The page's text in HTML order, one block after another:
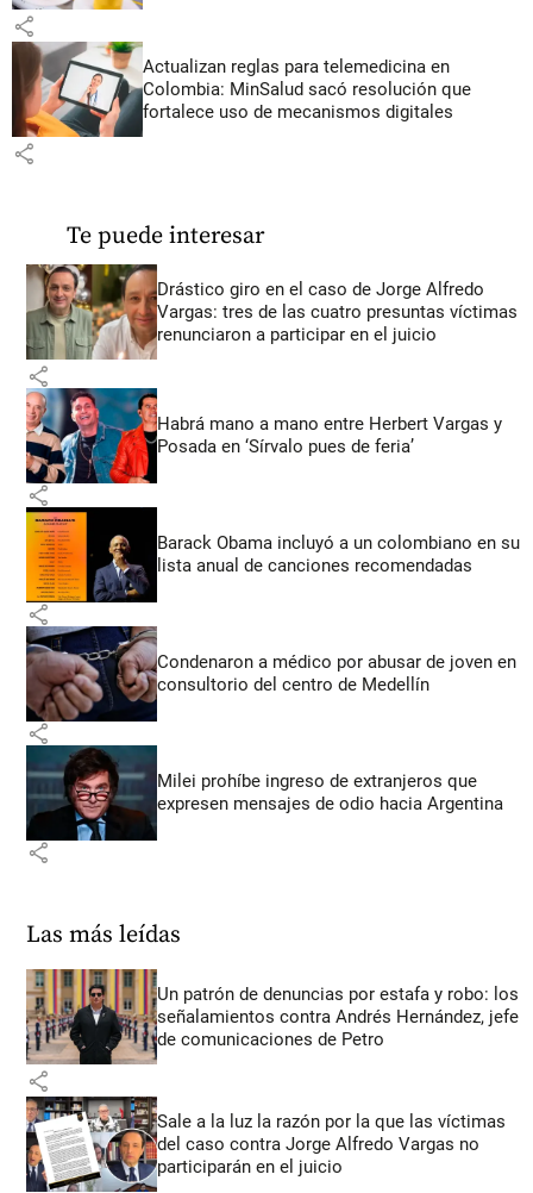
share
Actualizan reglas para telemedicina en
Colombia: MinSalud sacó resolución que
fortalece uso de mecanismos digitales
share
Te puede interesar
Drástico giro en el caso de Jorge Alfredo
Vargas: tres de las cuatro presuntas víctimas
renunciaron a participar en el juicio
share
Habrá mano a mano entre Herbert Vargas y
Posada en ‘Sírvalo pues de feria’
share
Barack Obama incluyó a un colombiano en su
lista anual de canciones recomendadas
share
Condenaron a médico por abusar de joven en
consultorio del centro de Medellín
share
Milei prohíbe ingreso de extranjeros que
expresen mensajes de odio hacia Argentina
share
Las más leídas
Un patrón de denuncias por estafa y robo: los
señalamientos contra Andrés Hernández, jefe
de comunicaciones de Petro
share
Sale a la luz la razón por la que las víctimas
del caso contra Jorge Alfredo Vargas no
participarán en el juicio